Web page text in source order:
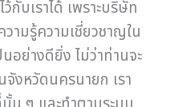
กับเราได้ เพราะบริษัท
ามรู้ความเชี่ยวชาญใน
อย่างดียิ่ง ไม่ว่าท่านจะ
งหวัดนครนายก เรา